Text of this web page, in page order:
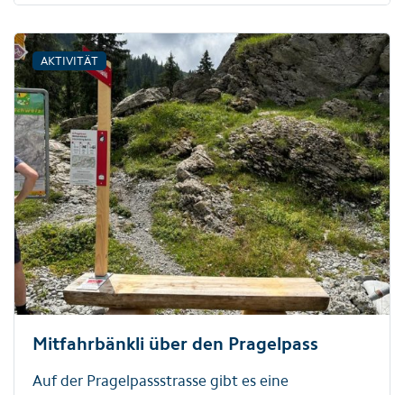
AKTIVITÄT
Mitfahrbänkli über den Pragelpass
Auf der Pragelpassstrasse gibt es eine